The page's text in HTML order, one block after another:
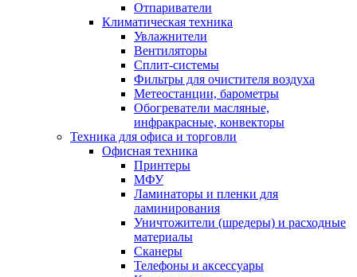
Отпариватели
Климатическая техника
Увлажнители
Вентиляторы
Сплит-системы
Фильтры для очистителя воздуха
Метеостанции, барометры
Обогреватели масляные,
инфракрасные, конвекторы
Техника для офиса и торговли
Офисная техника
Принтеры
МФУ
Ламинаторы и пленки для
ламинирования
Уничтожители (шредеры) и расходные
материалы
Сканеры
Телефоны и аксессуары